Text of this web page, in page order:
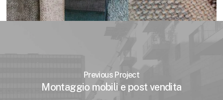
Previous Project
Montaggio mobili e post vendita